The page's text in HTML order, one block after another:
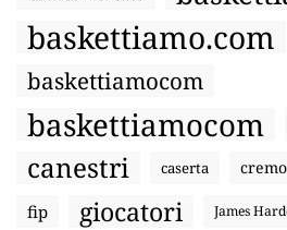
baskettiamo.com
baskettiamocom
baskettiamocom
canestri caserta
fip giocatori James